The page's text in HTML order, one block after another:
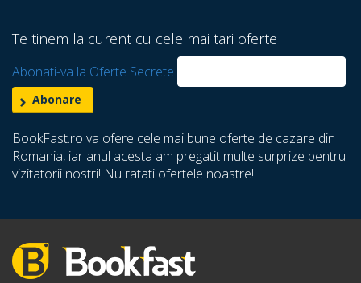
Te tinem la curent cu cele mai tari oferte
Abonati-va la Oferte Secrete
BookFast.ro va ofere cele mai bune oferte de cazare din
Romania, iar anul acesta am pregatit multe surprize pentru
vizitatorii nostri! Nu ratati ofertele noastre!